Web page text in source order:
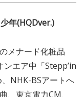
年(HQDver.)
メナード化粧品
ンエア中「Stepp’in
NHK-BSアートへ
、東京電力CM、